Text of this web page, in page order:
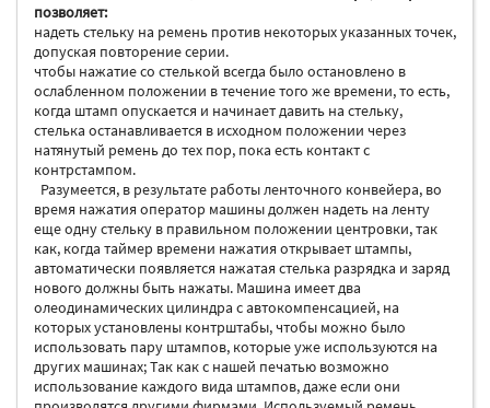
позволяет:
надеть стельку на ремень против некоторых указанных точек,
допуская повторение серии.
чтобы нажатие со стелькой всегда было остановлено в
ослабленном положении в течение того же времени, то есть,
когда штамп опускается и начинает давить на стельку,
стелька останавливается в исходном положении через
натянутый ремень до тех пор, пока есть контакт с
контрстампом.
Разумеется, в результате работы ленточного конвейера, во
время нажатия оператор машины должен надеть на ленту
еще одну стельку в правильном положении центровки, так
как, когда таймер времени нажатия открывает штампы,
автоматически появляется нажатая стелька разрядка и заряд
нового должны быть нажаты. Машина имеет два
олеодинамических цилиндра с автокомпенсацией, на
которых установлены контрштабы, чтобы можно было
использовать пару штампов, которые уже используются на
других машинах; Так как с нашей печатью возможно
использование каждого вида штампов, даже если они